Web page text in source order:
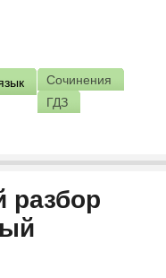
Сочинения
ГДЗ
разбор